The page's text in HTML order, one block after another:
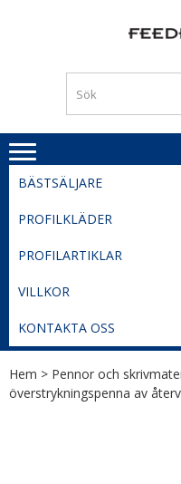
BÄSTSÄLJARE
PROFILKLÄDER
PROFILARTIKLAR
VILLKOR
KONTAKTA OSS
Hem > Pennor och
överstrykningspenna av